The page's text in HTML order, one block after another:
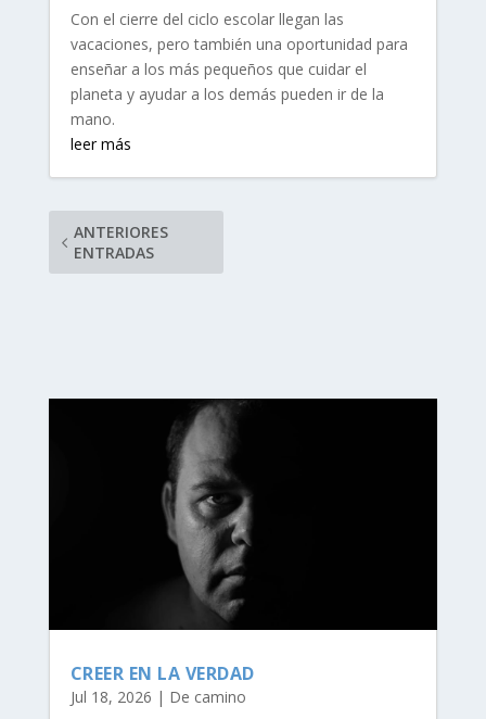
Con el cierre del ciclo escolar llegan las
vacaciones, pero también una oportunidad para
enseñar a los más pequeños que cuidar el
planeta y ayudar a los demás pueden ir de la
mano.
leer más
ANTERIORES
ENTRADAS
CREER EN LA VERDAD
Jul 18, 2026 | De camino